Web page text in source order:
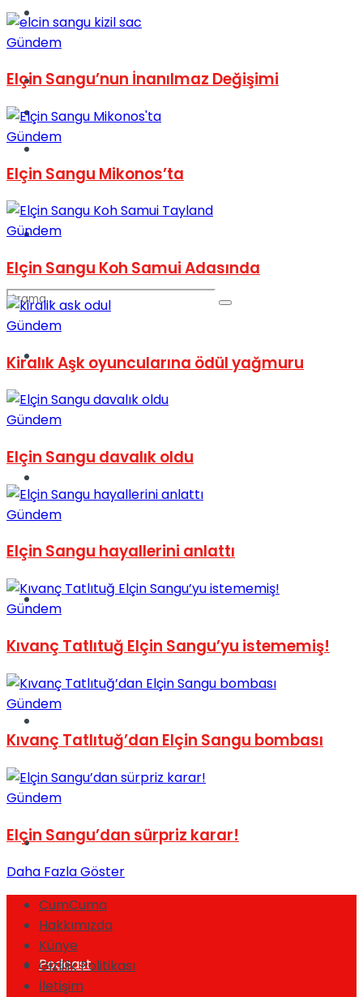
Kadınca
Dünya
Türkiye
Sinema
Spor
Podcast
Tatil
Spor
Podcast
No Result
Gündem
Elçin Sangu’nun İnanılmaz Değişimi
Gündem
Elçin Sangu Mikonos’ta
Gündem
Elçin Sangu Koh Samui Adasında
Gündem
Kiralık Aşk oyuncularına ödül yağmuru
Gündem
Elçin Sangu davalık oldu
Gündem
Elçin Sangu hayallerini anlattı
Gündem
Kıvanç Tatlıtuğ Elçin Sangu’yu istememiş!
Gündem
Kıvanç Tatlıtuğ’dan Elçin Sangu bombası
Gündem
Elçin Sangu’dan sürpriz karar!
Daha Fazla Göster
CumCuma
Hakkımızda
Künye
Gizlilik Politikası
İletişim